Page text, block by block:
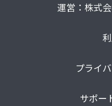
運営：株式
プライ
サポー